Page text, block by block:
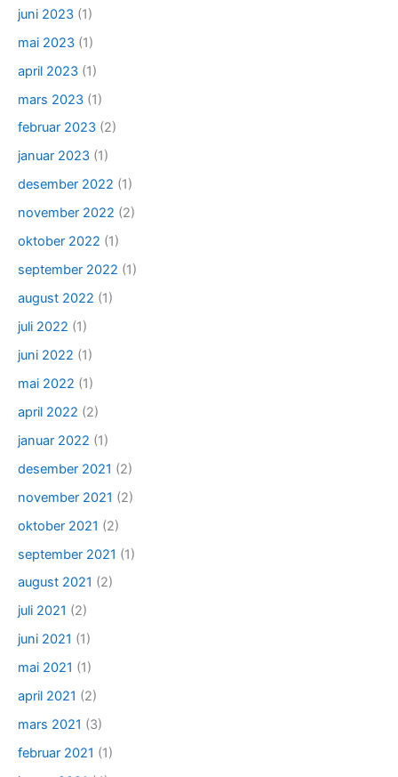
juni 2023 (1)
mai 2023 (1)
april 2023 (1)
mars 2023 (1)
februar 2023 (2)
januar 2023 (1)
desember 2022 (1)
november 2022 (2)
oktober 2022 (1)
september 2022 (1)
august 2022 (1)
juli 2022 (1)
juni 2022 (1)
mai 2022 (1)
april 2022 (2)
januar 2022 (1)
desember 2021 (2)
november 2021 (2)
oktober 2021 (2)
september 2021 (1)
august 2021 (2)
juli 2021 (2)
juni 2021 (1)
mai 2021 (1)
april 2021 (2)
mars 2021 (3)
februar 2021 (1)